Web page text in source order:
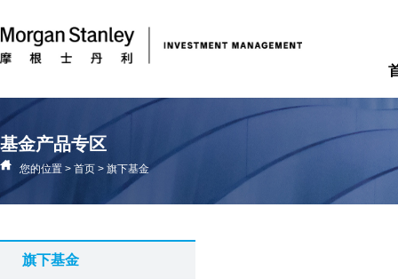
基金产品专区
您的位置 > 首页 > 旗下基金
旗下基金